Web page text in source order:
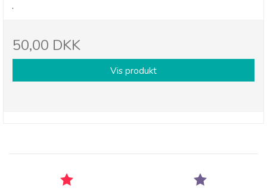
.
50,00 DKK
Vis produkt